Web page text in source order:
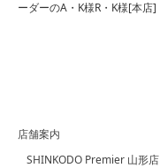
ーダーのA・K様R・K様[本店]
店舗案内
SHINKODO Premier 山形店